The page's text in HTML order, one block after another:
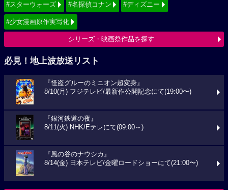
#スターウォーズ #名探偵コナン #ディズニー
#少女漫画原作実写化
シリーズ・映画祭作品を探す
必見！地上波放送リスト
『怪盗グルーのミニオン超変身』
8/10(月) フジテレビ/最新作公開記念にて(19:00〜)
『銀河鉄道の夜』
8/11(火) NHK/Eテレにて(09:00～)
『風の谷のナウシカ』
8/14(金) 日本テレビ/金曜ロードショーにて(21:00〜)